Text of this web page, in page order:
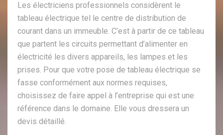
Les électriciens professionnels considèrent le
tableau électrique tel le centre de distribution de
courant dans un immeuble. C’est à partir de ce tableau
que partent les circuits permettant d’alimenter en
électricité les divers appareils, les lampes et les
prises. Pour que votre pose de tableau électrique se
fasse conformément aux normes requises,
choisissez de faire appel à l’entreprise qui est une
référence dans le domaine. Elle vous dressera un
devis détaillé.